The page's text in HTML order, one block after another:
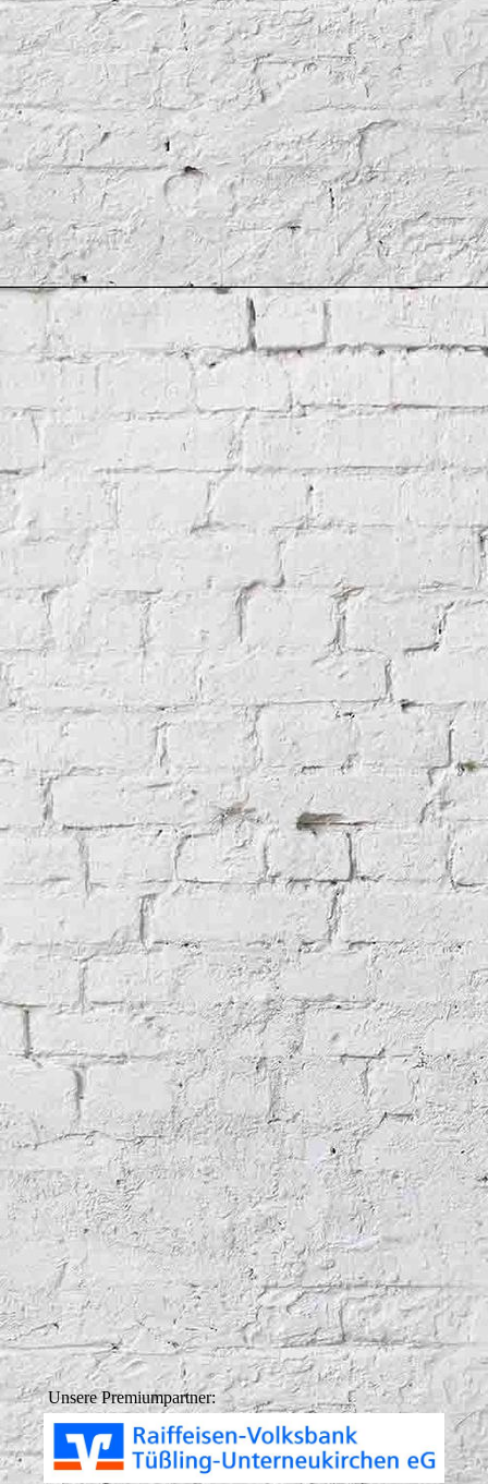
Unsere Premiumpartner: